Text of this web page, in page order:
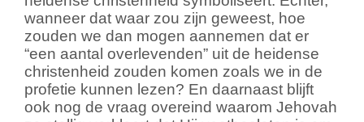
wanneer dat waar zou zijn geweest, hoe
zouden we dan mogen aannemen dat er
“een aantal overlevenden” uit de heidense
christenheid zouden komen zoals we in de
profetie kunnen lezen? En daarnaast blijft
ook nog de vraag overeind waarom Jehovah